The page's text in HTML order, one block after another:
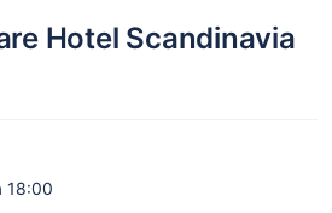
Hotel Scandinavia
18:00